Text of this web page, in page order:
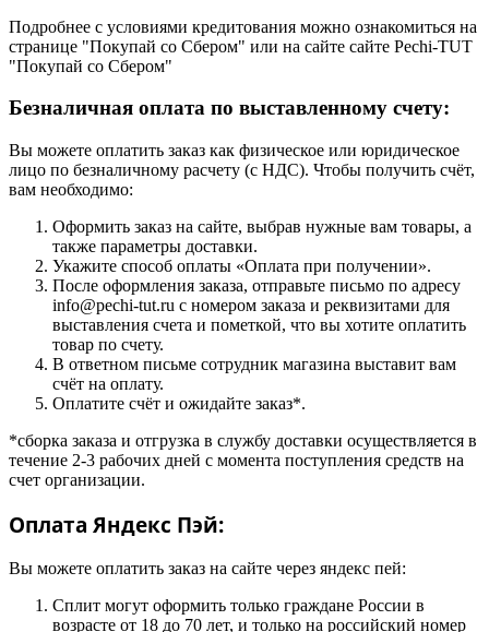
Подробнее с условиями кредитования можно ознакомиться на
странице "Покупай со Сбером" или на сайте сайте Pechi-TUT
"Покупай со Сбером"
Безналичная оплата по выставленному счету:
Вы можете оплатить заказ как физическое или юридическое
лицо по безналичному расчету (с НДС). Чтобы получить счёт,
вам необходимо:
Оформить заказ на сайте, выбрав нужные вам товары, а
также параметры доставки.
Укажите способ оплаты «Оплата при получении».
После оформления заказа, отправьте письмо по адресу
info@pechi-tut.ru с номером заказа и реквизитами для
выставления счета и пометкой, что вы хотите оплатить
товар по счету.
В ответном письме сотрудник магазина выставит вам
счёт на оплату.
Оплатите счёт и ожидайте заказ*.
*сборка заказа и отгрузка в службу доставки осуществляется в
течение 2-3 рабочих дней с момента поступления средств на
счет организации.
Оплата Яндекс Пэй:
Вы можете оплатить заказ на сайте через яндекс пей:
Сплит могут оформить только граждане России в
возрасте от 18 до 70 лет, и только на российский номер